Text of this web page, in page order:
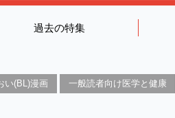
過去の特集
い(BL)漫画 一般読者向け医学と健康